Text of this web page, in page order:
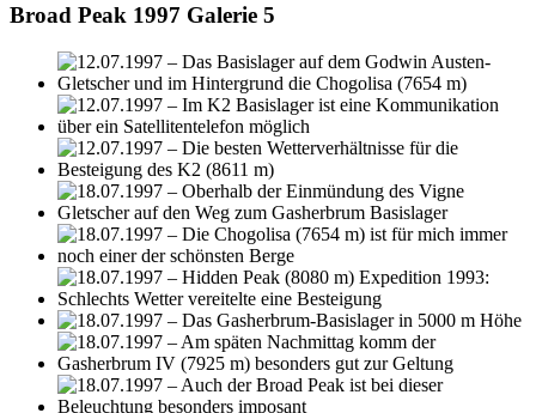
Broad Peak 1997 Galerie 5